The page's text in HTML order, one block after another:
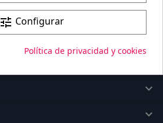
envío
4 a 6 días + Envío 96h


tune Configurar
Política de privacidad y cookies